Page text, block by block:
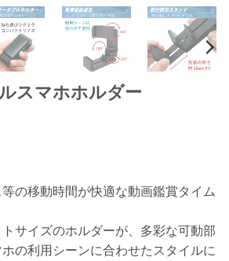
スマホホルダー
の移動時間が快適な動画鑑賞タイム
サイズのホルダーが、多彩な可動部
の利用シーンに合わせたスタイルに